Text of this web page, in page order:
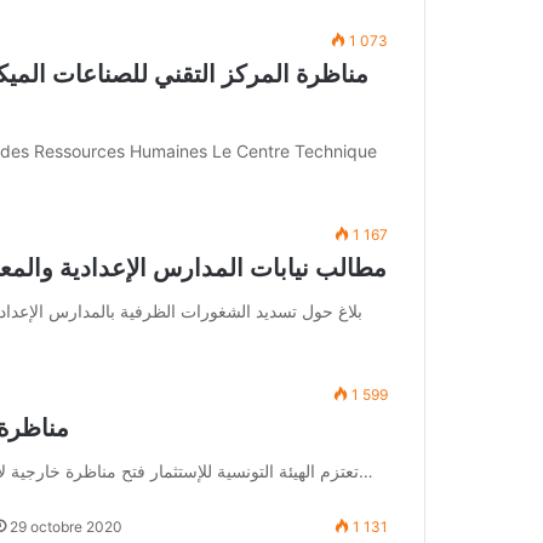
1 073
مناظرة المركز التقني للصناعات
Ressources Humaines Le Centre Technique
1 167
مطالب نيابات المدارس الإعدادية والمعاهد
بلاغ حول تسديد الشغورات الظرفية بالمدارس
1 599
تعتزم الهيئة التونسية للإستثمار فتح مناظرة خارجية لإنتداب عديد الأعوان وذلك كما هو مبين بنص البلاغ التالي في ما يلي…
29 octobre 2020 1 131